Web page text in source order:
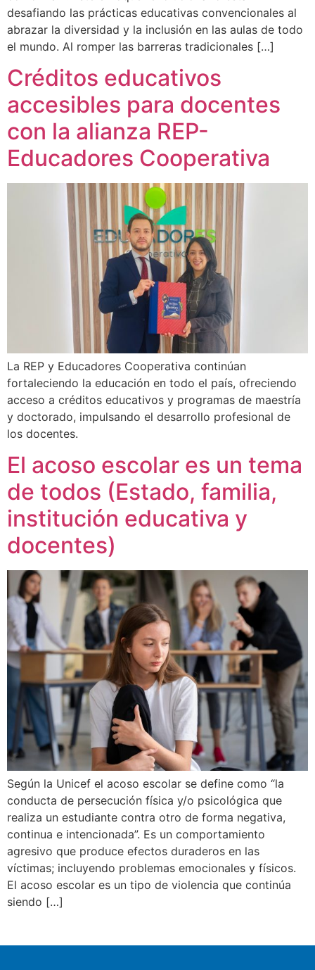
desafiando las prácticas educativas convencionales al
abrazar la diversidad y la inclusión en las aulas de todo
el mundo. Al romper las barreras tradicionales […]
Créditos educativos
accesibles para docentes
con la alianza REP-
Educadores Cooperativa
La REP y Educadores Cooperativa continúan
fortaleciendo la educación en todo el país, ofreciendo
acceso a créditos educativos y programas de maestría
y doctorado, impulsando el desarrollo profesional de
los docentes.
El acoso escolar es un tema
de todos (Estado, familia,
institución educativa y
docentes)
Según la Unicef el acoso escolar se define como “la
conducta de persecución física y/o psicológica que
realiza un estudiante contra otro de forma negativa,
continua e intencionada”. Es un comportamiento
agresivo que produce efectos duraderos en las
víctimas; incluyendo problemas emocionales y físicos.
El acoso escolar es un tipo de violencia que continúa
siendo […]